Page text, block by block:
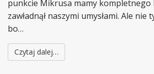
punkcie Mikrusa mamy kompletnego
zawładnął naszymi umysłami. Ale nie
bo…
Czytaj dalej…